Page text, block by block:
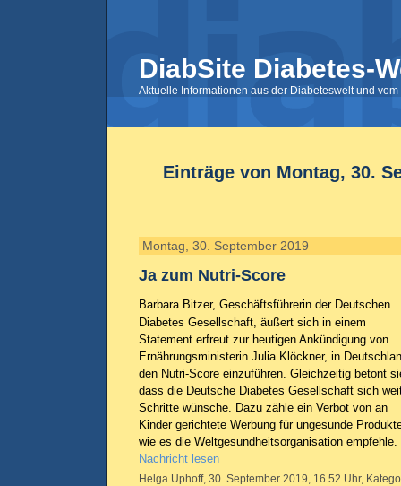
DiabSite Diabetes-
Aktuelle Informationen aus der Diabeteswelt und
Einträge von Montag, 30.
Montag, 30. September 2019
Ja zum Nutri-Score
Barbara Bitzer, Geschäftsführerin der Deutschen
Diabetes Gesellschaft, äußert sich in einem
Statement erfreut zur heutigen Ankündigung von
Ernährungsministerin Julia Klöckner, in
den Nutri-Score einzuführen. Gleichzeitig betont
dass die Deutsche Diabetes Gesellschaft sich
Schritte wünsche. Dazu zähle ein Verbot von an
Kinder gerichtete Werbung für ungesunde
wie es die Weltgesundheitsorganisation empfehle.
Nachricht lesen
Helga Uphoff, 30. September 2019, 16.52 Uhr,